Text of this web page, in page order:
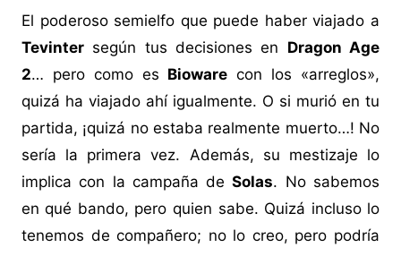
El poderoso semielfo que puede haber viajado a
Tevintersegún tus decisiones en Dragon Age
2… pero como es Bioware con los «arreglos»,
quizá ha viajado ahí igualmente. O si murió en tu
partida, ¡quizá no estaba realmente muerto…! No
sería la primera vez. Además, su mestizaje lo
implica con la campaña deSolas. No sabemos
en qué bando, pero quien sabe. Quizá incluso lo
tenemos de compañero; no lo creo, pero podría